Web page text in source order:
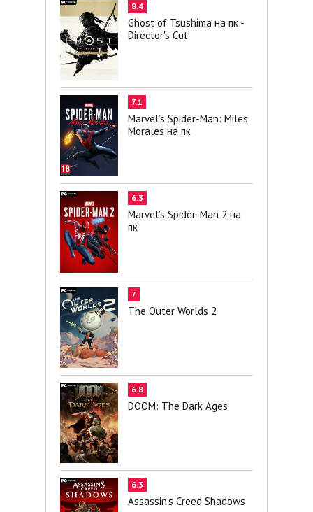
8.4
Ghost of Tsushima на пк -
Director's Cut
7.1
Marvel’s Spider-Man: Miles
Morales на пк
6.3
Marvel’s Spider-Man 2 на
пк
7
The Outer Worlds 2
6.8
DOOM: The Dark Ages
6.3
Assassin's Creed Shadows